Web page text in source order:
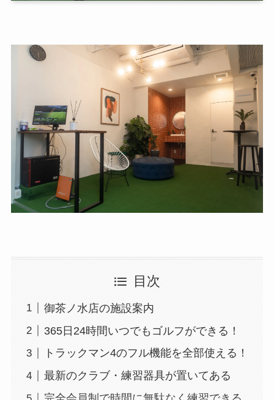
目次
御茶ノ水店の施設案内
365日24時間いつでもゴルフができる！
トラックマン4のフル機能を全部使える！
最新のクラブ・練習器具が置いてある